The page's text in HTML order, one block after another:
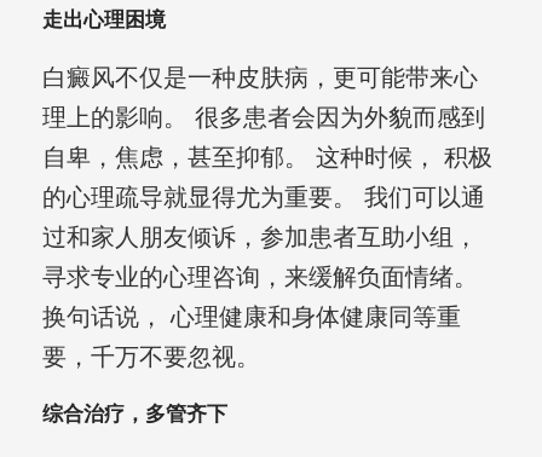
走出心理困境
白癜风不仅是一种皮肤病，更可能带来心
理上的影响。 很多患者会因为外貌而感到
自卑，焦虑，甚至抑郁。 这种时候， 积极
的心理疏导就显得尤为重要。 我们可以通
过和家人朋友倾诉，参加患者互助小组，
寻求专业的心理咨询，来缓解负面情绪。
换句话说， 心理健康和身体健康同等重
要，千万不要忽视。
综合治疗，多管齐下